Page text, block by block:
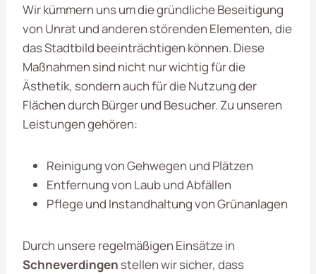
Wir kümmern uns um die gründliche Beseitigung
von Unrat und anderen störenden Elementen, die
das Stadtbild beeinträchtigen können. Diese
Maßnahmen sind nicht nur wichtig für die
Ästhetik, sondern auch für die Nutzung der
Flächen durch Bürger und Besucher. Zu unseren
Leistungen gehören:
Reinigung von Gehwegen und Plätzen
Entfernung von Laub und Abfällen
Pflege und Instandhaltung von Grünanlagen
Durch unsere regelmäßigen Einsätze in
Schneverdingen stellen wir sicher, dass